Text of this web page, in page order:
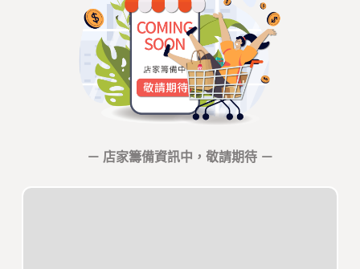
－ 店家籌備資訊中，敬請期待 －